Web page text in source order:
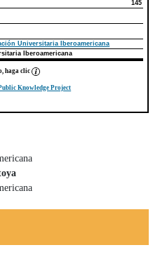
145
Universitaria Iberoamericana
Iberoamericana
haga clic
Knowledge Project
artículo